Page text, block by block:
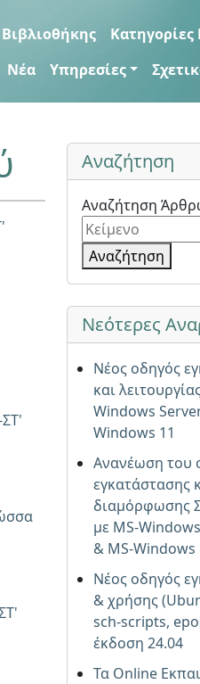
Νέα
Υπηρεσίες
Αναζήτηση
Αναζήτηση
Αναζήτηση
Νεότερες
Νέος οδηγός
και
Windows
Windows 11
Ανανέωση του
εγκατάστασης
διαμόρφωσης
με MS-
& MS-Windows
Νέος οδηγός
& χρήσης
sch-scripts,
έκδοση 24.04
Τα Online